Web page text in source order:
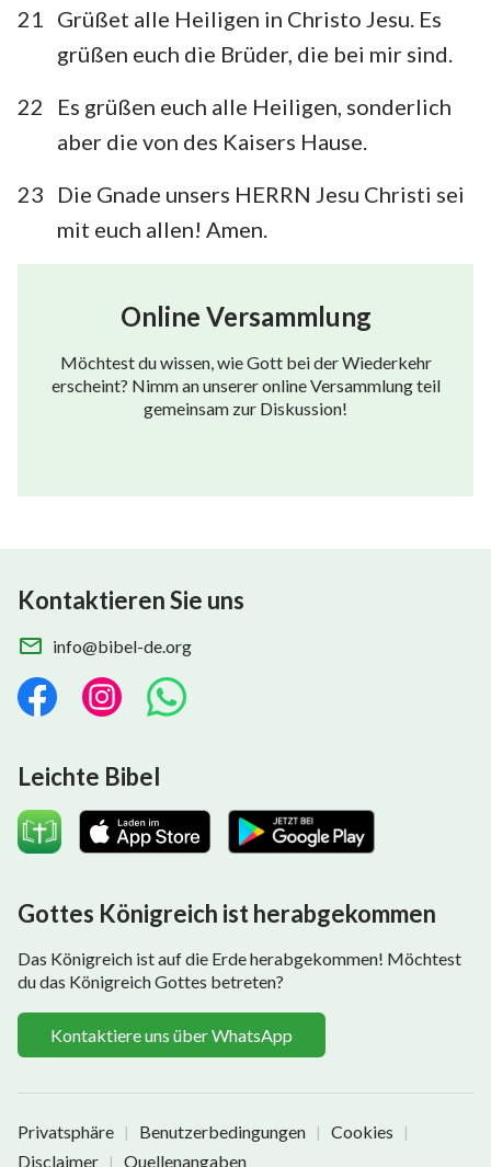
21
Grüßet alle Heiligen in Christo Jesu. Es
grüßen euch die Brüder, die bei mir sind.
22
Es grüßen euch alle Heiligen, sonderlich
aber die von des Kaisers Hause.
23
Die Gnade unsers HERRN Jesu Christi sei
mit euch allen! Amen.
Online Versammlung
Möchtest du wissen, wie Gott bei der Wiederkehr
erscheint? Nimm an unserer online Versammlung teil
gemeinsam zur Diskussion!
Kontaktieren Sie uns
info@bibel-de.org
Leichte Bibel
Gottes Königreich ist herabgekommen
Das Königreich ist auf die Erde herabgekommen! Möchtest
du das Königreich Gottes betreten?
Kontaktiere uns über WhatsApp
Privatsphäre | Benutzerbedingungen | Cookies |
Disclaimer | Quellenangaben